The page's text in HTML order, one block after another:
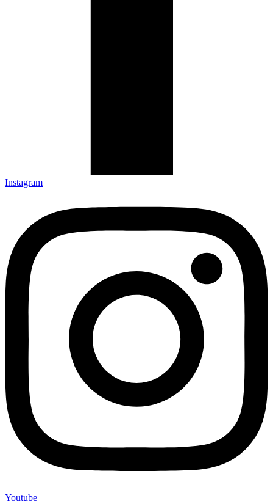
Instagram
Youtube